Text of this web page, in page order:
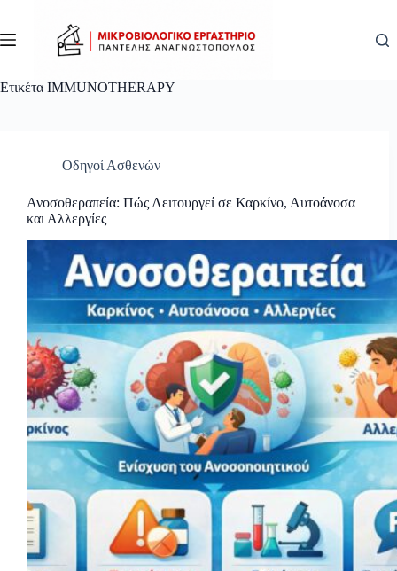
περιεχόμενο
Ετικέτα IMMUNOTHERAPY
Οδηγοί Ασθενών
Ανοσοθεραπεία: Πώς Λειτουργεί σε Καρκίνο, Αυτοάνοσα
και Αλλεργίες